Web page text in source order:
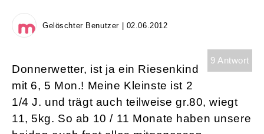
Gelöschter Benutzer | 02.06.2012
9 Antwort
Donnerwetter, ist ja ein Riesenkind
mit 6, 5 Mon.! Meine Kleinste ist 2
1/4 J. und trägt auch teilweise gr.80, wiegt
11, 5kg. So ab 10 / 11 Monate haben unsere